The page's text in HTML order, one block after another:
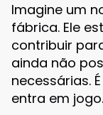
Imagine um
fábrica. Ele
contribuir
ainda não
necessárias.
entra em jogo.